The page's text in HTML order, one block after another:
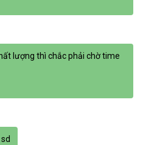
lượng thì chắc phải chờ time